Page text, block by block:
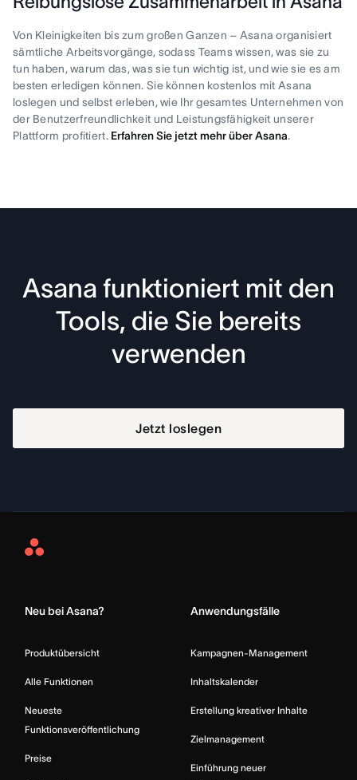
Von Kleinigkeiten bis zum großen Ganzen – Asana organisiert
sämtliche Arbeitsvorgänge, sodass Teams wissen, was sie zu
tun haben, warum das, was sie tun wichtig ist, und wie sie es am
besten erledigen können. Sie können kostenlos mit Asana
loslegen und selbst erleben, wie Ihr gesamtes Unternehmen von
der Benutzerfreundlichkeit und Leistungsfähigkeit unserer
Plattform profitiert. Erfahren Sie jetzt mehr über Asana.
Asana funktioniert mit den
Tools, die Sie bereits
verwenden
Jetzt loslegen
Asana
Neu bei Asana?
Produktübersicht
Alle Funktionen
Neueste
Funktionsveröffentlichung
Preise
Anwendungsfälle
Kampagnen-Management
Inhaltskalender
Erstellung kreativer Inhalte
Zielmanagement
Einführung neuer